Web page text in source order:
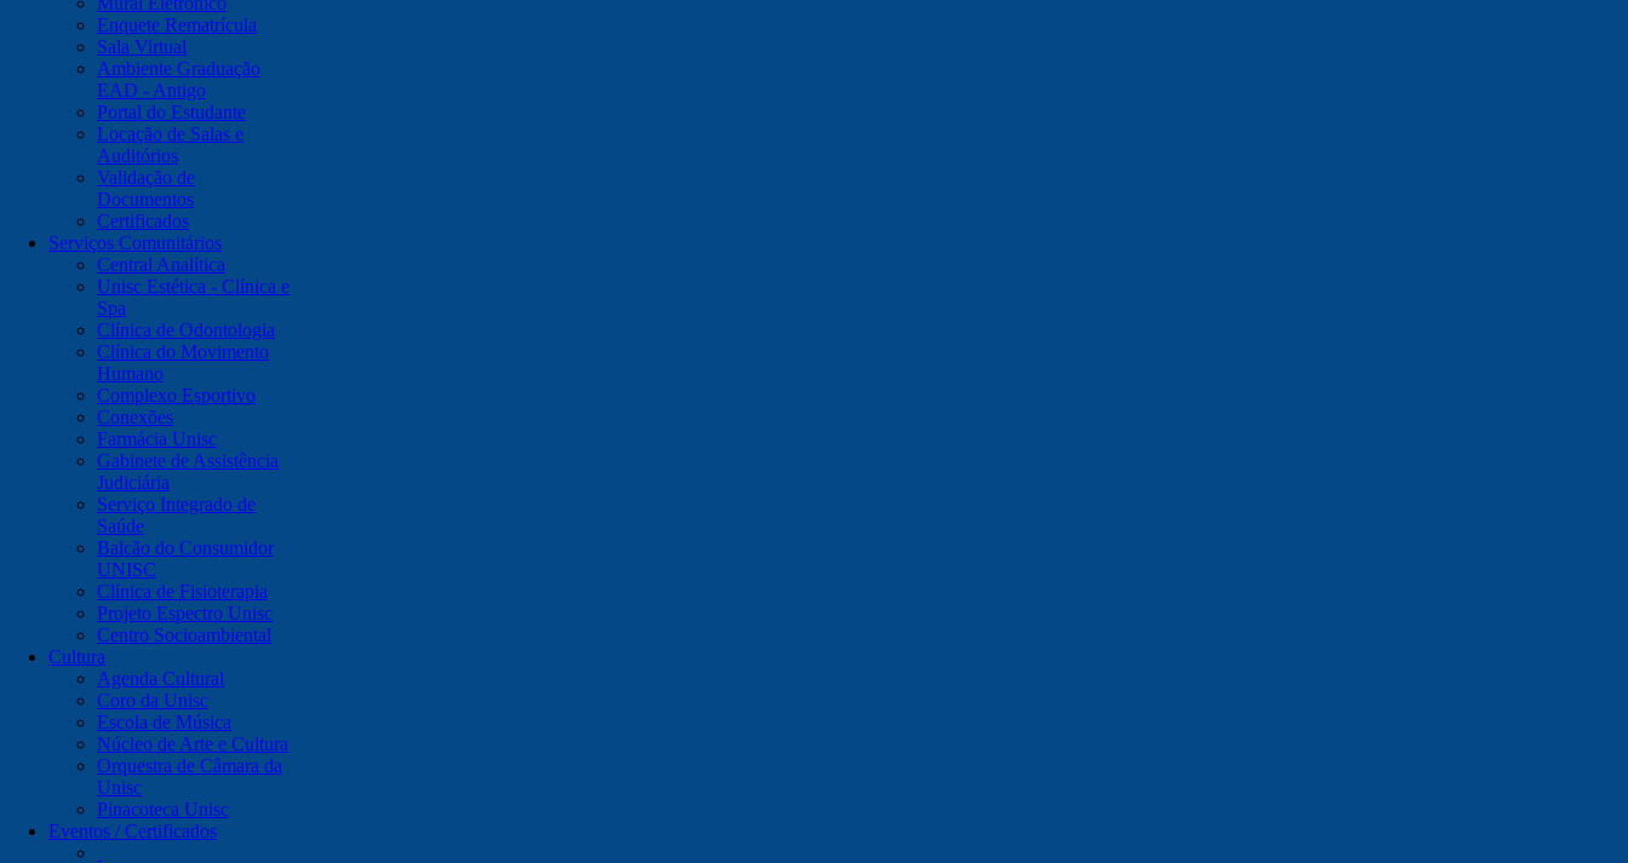
Enquete Rematrícula
Sala Virtual
Ambiente Graduação
EAD - Antigo
Portal do Estudante
Locação de Salas e
Auditórios
Validação de
Documentos
Certificados
Serviços Comunitários
Central Analítica
Unisc Estética - Clínica e
Spa
Clínica de Odontologia
Clínica do Movimento
Humano
Complexo Esportivo
Conexões
Farmácia Unisc
Gabinete de Assistência
Judiciária
Serviço Integrado de
Saúde
Balcão do Consumidor
UNISC
Clínica de Fisioterapia
Projeto Espectro Unisc
Centro Socioambiental
Cultura
Agenda Cultural
Coro da Unisc
Escola de Música
Núcleo de Arte e Cultura
Orquestra de Câmara da
Unisc
Pinacoteca Unisc
Eventos / Certificados